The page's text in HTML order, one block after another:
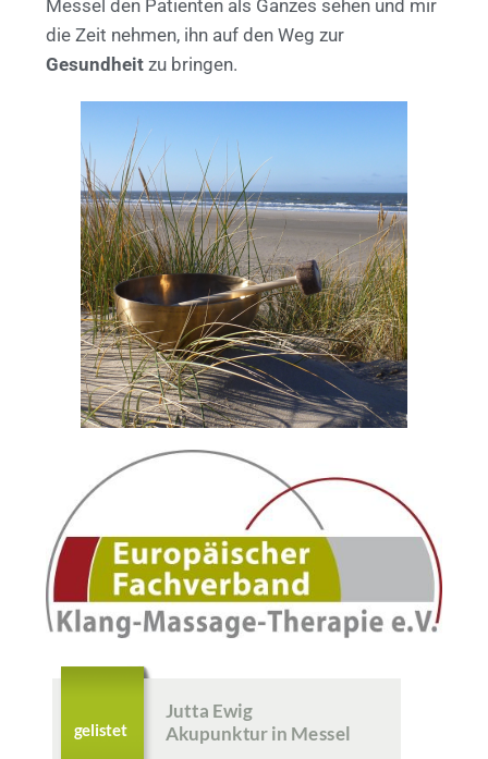
Messel den Patienten als Ganzes sehen und mir
die Zeit nehmen, ihn auf den Weg zur
Gesundheit zu bringen.